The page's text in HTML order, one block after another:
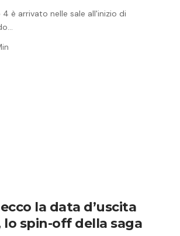
è arrivato nelle sale all'inizio di
la data d’uscita
lo spin-off della saga